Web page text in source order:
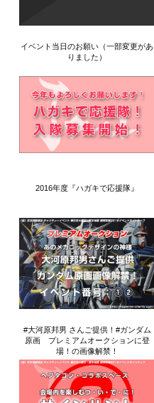
イベント当日のお願い（一部変更があ
りました）
2016年度『ハガキで応援隊』
#大河原邦男 さんご提供！#ガンダム
原画 プレミアムオークションに登
場！の画像解禁！